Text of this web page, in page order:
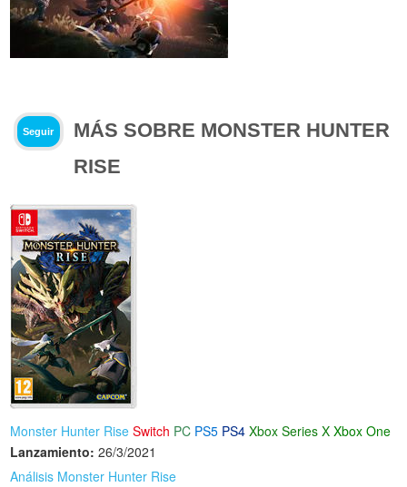
Seguir
MÁS SOBRE MONSTER HUNTER
RISE
Monster Hunter Rise Switch PC PS5 PS4 Xbox Series X Xbox One
Lanzamiento: 26/3/2021
Análisis Monster Hunter Rise